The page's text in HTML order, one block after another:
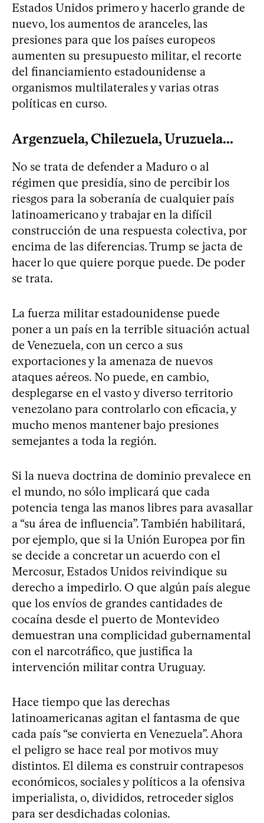
Estados Unidos primero y hacerlo grande de
nuevo, los aumentos de aranceles, las
presiones para que los países europeos
aumenten su presupuesto militar, el recorte
del financiamiento estadounidense a
organismos multilaterales y varias otras
políticas en curso.
Argenzuela, Chilezuela, Uruzuela...
No se trata de defender a Maduro o al
régimen que presidía, sino de percibir los
riesgos para la soberanía de cualquier país
latinoamericano y trabajar en la difícil
construcción de una respuesta colectiva, por
encima de las diferencias. Trump se jacta de
hacer lo que quiere porque puede. De poder
se trata.
La fuerza militar estadounidense puede
poner a un país en la terrible situación actual
de Venezuela, con un cerco a sus
exportaciones y la amenaza de nuevos
ataques aéreos. No puede, en cambio,
desplegarse en el vasto y diverso territorio
venezolano para controlarlo con eficacia, y
mucho menos mantener bajo presiones
semejantes a toda la región.
Si la nueva doctrina de dominio prevalece en
el mundo, no sólo implicará que cada
potencia tenga las manos libres para avasallar
a “su área de influencia”. También habilitará,
por ejemplo, que si la Unión Europea por fin
se decide a concretar un acuerdo con el
Mercosur, Estados Unidos reivindique su
derecho a impedirlo. O que algún país alegue
que los envíos de grandes cantidades de
cocaína desde el puerto de Montevideo
demuestran una complicidad gubernamental
con el narcotráfico, que justifica la
intervención militar contra Uruguay.
Hace tiempo que las derechas
latinoamericanas agitan el fantasma de que
cada país “se convierta en Venezuela”. Ahora
el peligro se hace real por motivos muy
distintos. El dilema es construir contrapesos
económicos, sociales y políticos a la ofensiva
imperialista, o, divididos, retroceder siglos
para ser desdichadas colonias.